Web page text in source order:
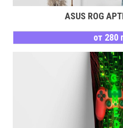
ASUS ROG
от 280